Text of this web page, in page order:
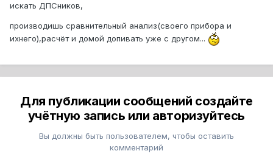
искать ДПСников,
производишь сравнительный анализ(своего прибора и
ихнего),расчёт и домой допивать уже с другом...
Для публикации сообщений создайте
учётную запись или авторизуйтесь
Вы должны быть пользователем, чтобы оставить
комментарий